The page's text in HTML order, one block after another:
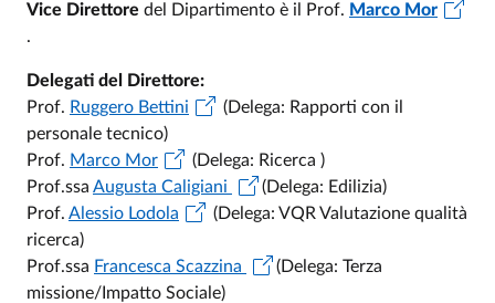
Vice Direttore del Dipartimento è il Prof. Marco Mor
.
Delegati del Direttore:
Prof. Ruggero Bettini
(Delega: Rapporti con il
personale tecnico)
Prof. Marco Mor
(Delega: Ricerca )
Prof.ssa Augusta Caligiani
(Delega: Edilizia)
Prof. Alessio Lodola
(Delega: VQR Valutazione qualità
ricerca)
Prof.ssa Francesca Scazzina
(Delega: Terza
missione/Impatto Sociale)